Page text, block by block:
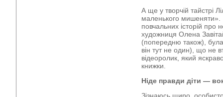
А ще у творчій тайстрі
маленького мишеняти».
повчальних історій про
художниця Олена
(попередню також),
він тут не один), що не
відеоролик, який
книжки.
Ніде правди діти ―